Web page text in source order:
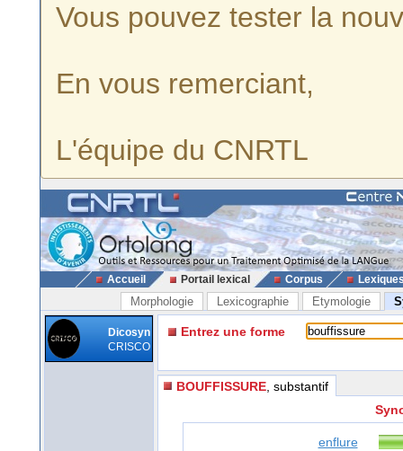
Vous pouvez tester la
En vous remerciant,
L'équipe du CNRTL
Accueil Portail lexical Corpus
Morphologie Lexicographie Etymologie
Dicosyn
CRISCO
Entrez une forme
BOUFFISSURE , substantif
enflure